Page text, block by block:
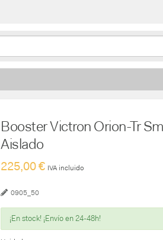
Booster Victron Orion-Tr
Aislado
225,00 € IVA incluido
0905_50
¡En stock! ¡Envío en 24-48h!